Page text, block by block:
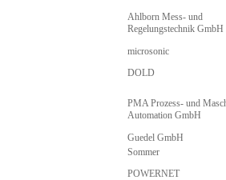
Ahlborn Mess- und
Regelungstechnik GmbH
microsonic
DOLD
PMA Prozess- und
Automation GmbH
Guedel GmbH
Sommer
POWERNET